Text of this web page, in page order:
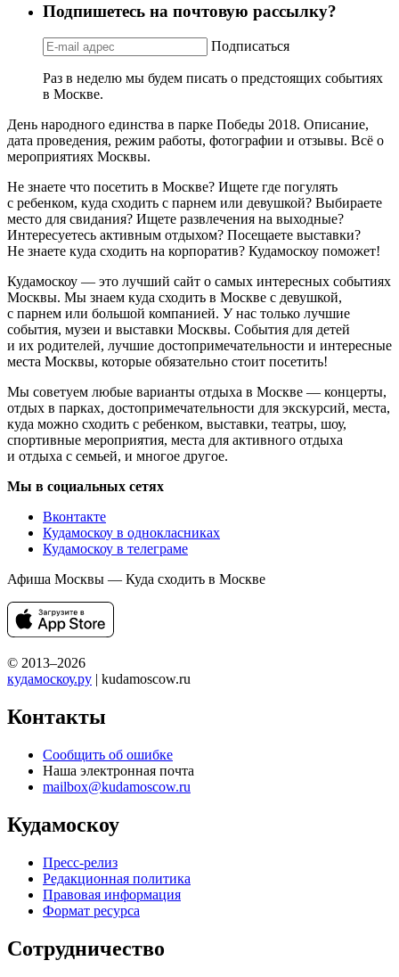
Подпишетесь на почтовую рассылку?
Подписаться
Раз в неделю мы будем писать о предстоящих событиях
в Москве.
День народного единства в парке Победы 2018. Описание,
дата проведения, режим работы, фотографии и отзывы. Всё о
мероприятиях Москвы.
Не знаете что посетить в Москве? Ищете где погулять
с ребенком, куда сходить с парнем или девушкой? Выбираете
место для свидания? Ищете развлечения на выходные?
Интересуетесь активным отдыхом? Посещаете выставки?
Не знаете куда сходить на корпоратив? Кудамоскоу поможет!
Кудамоскоу — это лучший сайт о самых интересных событиях
Москвы. Мы знаем куда сходить в Москве с девушкой,
с парнем или большой компанией. У нас только лучшие
события, музеи и выставки Москвы. События для детей
и их родителей, лучшие достопримечательности и интересные
места Москвы, которые обязательно стоит посетить!
Мы советуем любые варианты отдыха в Москве — концерты,
отдых в парках, достопримечательности для экскурсий, места,
куда можно сходить с ребенком, выставки, театры, шоу,
спортивные мероприятия, места для активного отдыха
и отдыха с семьей, и многое другое.
Мы в социальных сетях
Вконтакте
Кудамоскоу в однокласниках
Кудамоскоу в телеграме
Афиша Москвы — Куда сходить в Москве
© 2013–2026
кудамоскоу.ру | kudamoscow.ru
Контакты
Сообщить об ошибке
Наша электронная почта
mailbox@kudamoscow.ru
Кудамоскоу
Пресс-релиз
Редакционная политика
Правовая информация
Формат ресурса
Сотрудничество